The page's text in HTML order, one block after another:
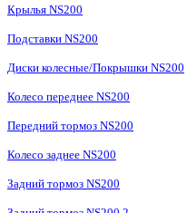
Крылья NS200
Подставки NS200
Диски колесные/Покрышки NS200
Колесо переднее NS200
Передний тормоз NS200
Колесо заднее NS200
Задний тормоз NS200